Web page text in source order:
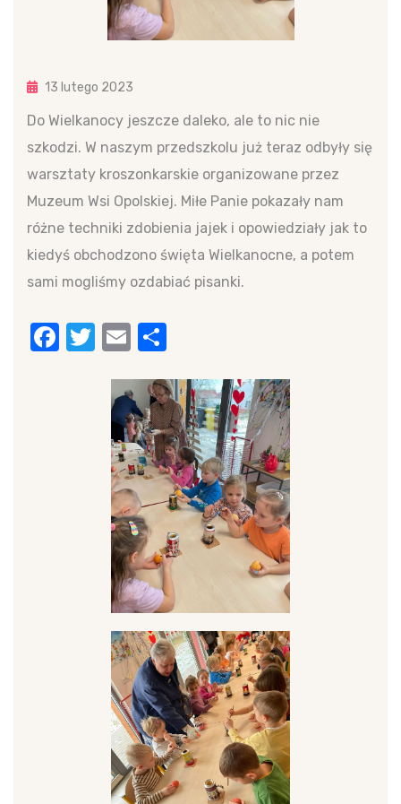
13 lutego 2023
Do Wielkanocy jeszcze daleko, ale to nic nie
szkodzi. W naszym przedszkolu już teraz odbyły się
warsztaty kroszonkarskie organizowane przez
Muzeum Wsi Opolskiej. Miłe Panie pokazały nam
różne techniki zdobienia jajek i opowiedziały jak to
kiedyś obchodzono święta Wielkanocne, a potem
sami mogliśmy ozdabiać pisanki.
Facebook
Twitter
Email